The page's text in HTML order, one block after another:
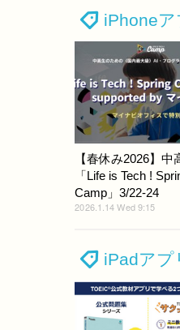
iPhoneア
【春休み2026】中
「Life is Tech !
Camp」3/22-24
2026.1.14 Wed 9:15
iPadアプ